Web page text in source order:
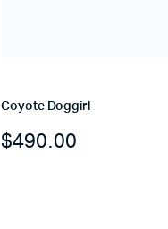
Coyote Doggirl
$490.00